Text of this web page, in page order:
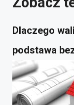
Dlaczego
podstawa